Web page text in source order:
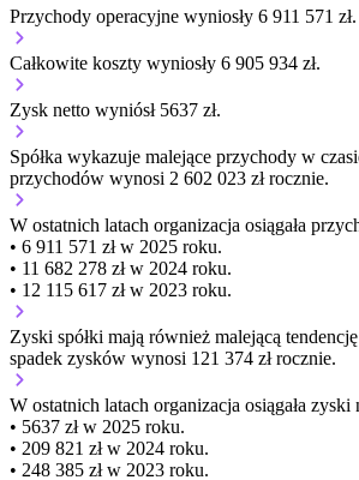
Przychody operacyjne wyniosły 6 911 571 zł.
Całkowite koszty wyniosły 6 905 934 zł.
Zysk netto wyniósł 5637 zł.
Spółka wykazuje malejące przychody w
przychodów wynosi 2 602 023 zł rocznie.
W ostatnich latach organizacja osiągała
• 6 911 571 zł w 2025 roku.
• 11 682 278 zł w 2024 roku.
• 12 115 617 zł w 2023 roku.
Zyski spółki mają również malejącą
spadek zysków wynosi 121 374 zł rocznie.
W ostatnich latach organizacja osiągała zyski
• 5637 zł w 2025 roku.
• 209 821 zł w 2024 roku.
• 248 385 zł w 2023 roku.